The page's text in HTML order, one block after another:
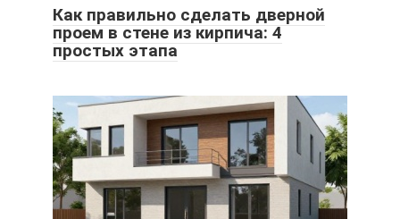
Как правильно сделать дверной
проем в стене из кирпича: 4
простых этапа